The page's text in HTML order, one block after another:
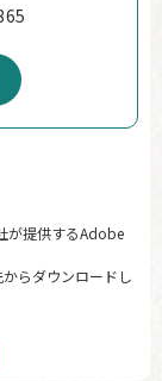
が提供するAdobe
らダウンロードし